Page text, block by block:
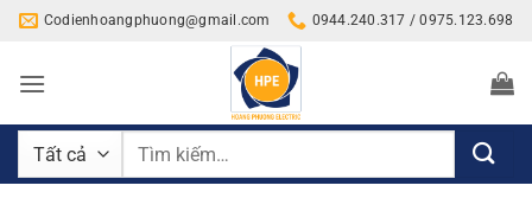
Bỏ
nội
Codienhoangphuong@gmail.com 0944.240.317 / 0975.123.698
Tìm